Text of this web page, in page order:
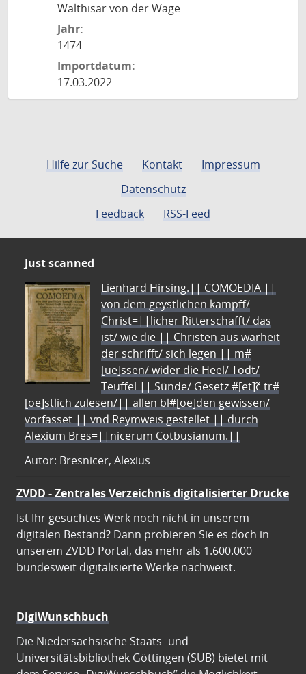
Walthisar von der Wage
Jahr:
1474
Importdatum:
17.03.2022
Hilfe zur Suche Kontakt
Impressum
Datenschutz
Feedback
RSS-Feed
Just scanned
Lienhard Hirsing.|| COMOEDIA ||
von dem geystlichen kampff/
Christ=||licher Ritterschafft/ das
ist/ wie die || Christen aus warheit
der schrifft/ sich legen || m#
[ue]ssen/ wider die Heel/ Todt/
Teuffel || Sünde/ Gesetz #[et]c̃ tr#
[oe]stlich zulesen/|| allen bl#[oe]den gewissen/
vorfasset || vnd Reymweis gestellet || durch
Alexium Bres=||nicerum Cotbusianum.||
Autor: Bresnicer, Alexius
ZVDD - Zentrales Verzeichnis digitalisierter Drucke
Ist Ihr gesuchtes Werk noch nicht in unserem
digitalen Bestand? Dann probieren Sie es doch in
unserem ZVDD Portal, das mehr als 1.600.000
bundesweit digitalisierte Werke nachweist.
DigiWunschbuch
Die Niedersächsische Staats- und
Universitätsbibliothek Göttingen (SUB) bietet mit